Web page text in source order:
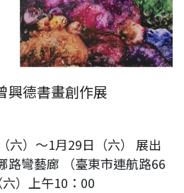
興德書畫創作展
六）～1月29日（六） 展出
路彎藝廊 （臺東市連航路66
）上午10：00